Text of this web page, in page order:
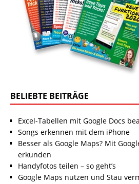
BELIEBTE BEITRÄGE
Excel-Tabellen mit Google Docs
Songs erkennen mit dem iPhone
Besser als Google Maps? Mit
erkunden
Handyfotos teilen – so geht’s
Google Maps nutzen und Stau